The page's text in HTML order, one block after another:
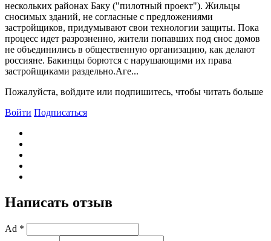
нескольких районах Баку ("пилотный проект"). Жильцы
сносимых зданий, не согласные с предложениями
застройщиков, придумывают свои технологии защиты. Пока
процесс идет разрозненно, жители попавших под снос домов
не объединились в общественную организацию, как делают
россияне. Бакинцы борются с нарушающими их права
застройщиками раздельно.Аге...
Пожалуйста, войдите или подпишитесь, чтобы читать больше
Войти Подписаться
Написать отзыв
Ad *